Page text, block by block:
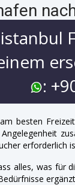
:
besten
erforderlich
alles, was für